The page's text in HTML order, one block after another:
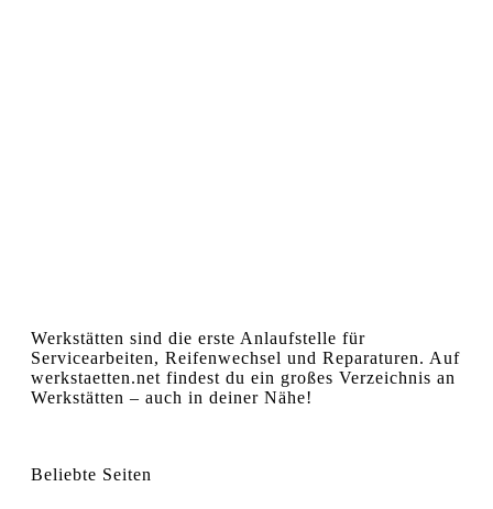
Werkstätten sind die erste Anlaufstelle für
Servicearbeiten, Reifenwechsel und Reparaturen. Auf
werkstaetten.net findest du ein großes Verzeichnis an
Werkstätten – auch in deiner Nähe!
Beliebte Seiten